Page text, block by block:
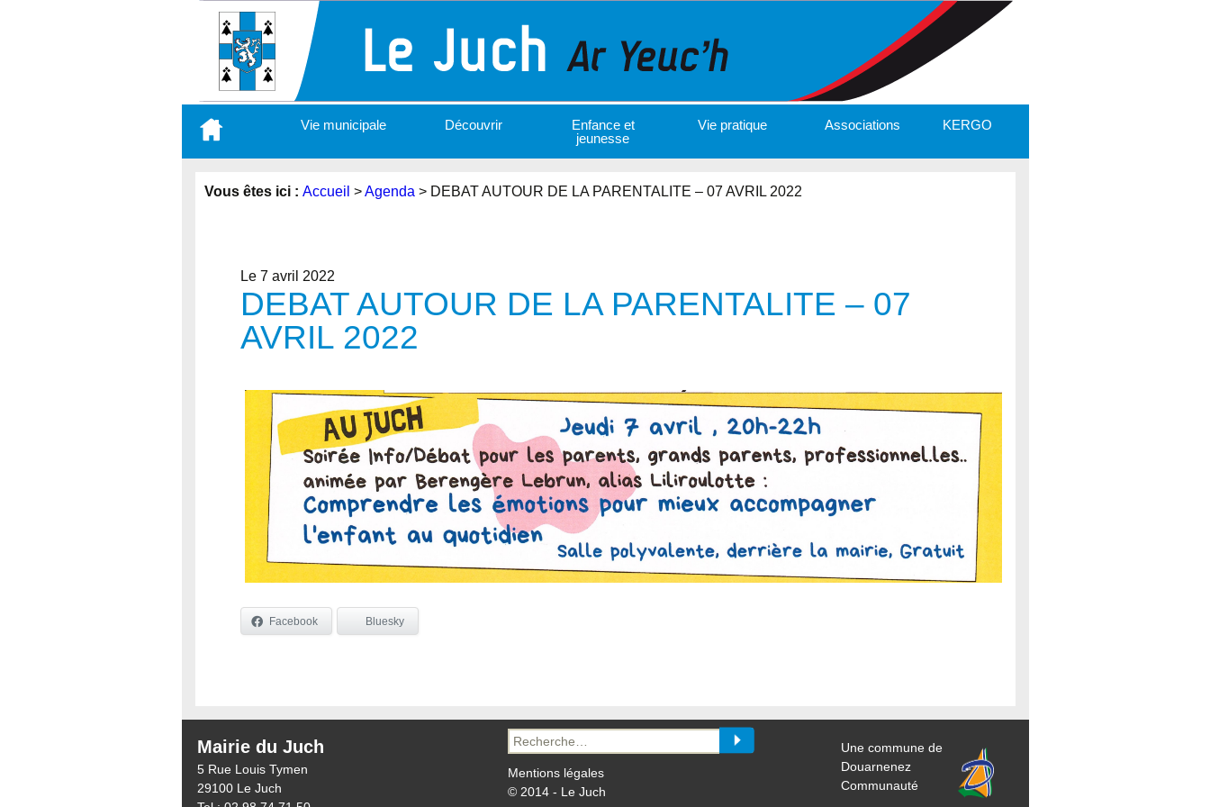
contenu
Vie municipale Découvrir
Enfance et
jeunesse
Vie pratique Associations KERGO
Vous êtes ici : Accueil >Agenda > DEBAT AUTOUR DE LA PARENTALITE – 07 AVRIL 2022
Le 7 avril 2022
DEBAT AUTOUR DE LA PARENTALITE – 07
AVRIL 2022
Facebook Bluesky
Mairie du Juch
5 Rue Louis Tymen
29100 Le Juch
Recherche
pour :
Mentions légales
© 2014 - Le Juch
Une commune de
Douarnenez
Communauté